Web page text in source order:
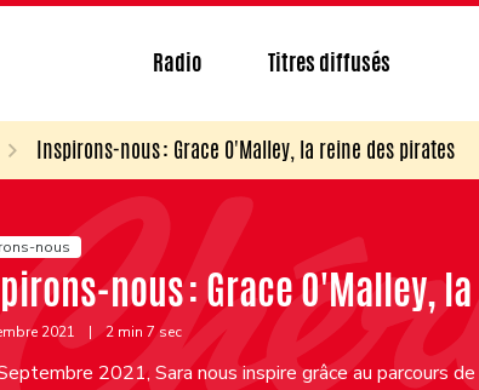
Radio Titres diffusés
Inspirons-nous : Grace O'Malley, la reine des pirates
nous
nous : Grace O'Malley,
2021 | 2 min 7 sec
2021, Sara nous inspire grâce au parcours